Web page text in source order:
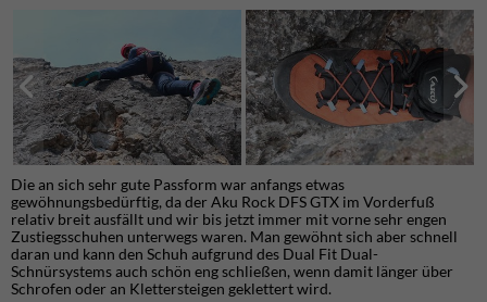
Die an sich sehr gute Passform war anfangs etwas
gewöhnungsbedürftig, da der Aku Rock DFS GTX im Vorderfuß
relativ breit ausfällt und wir bis jetzt immer mit vorne sehr engen
Zustiegsschuhen unterwegs waren. Man gewöhnt sich aber schnell
daran und kann den Schuh aufgrund des Dual Fit Dual-
Schnürsystems auch schön eng schließen, wenn damit länger über
Schrofen oder an Klettersteigen geklettert wird.